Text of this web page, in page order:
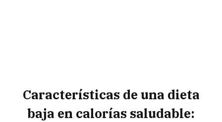
Características de una dieta
baja en calorías saludable: